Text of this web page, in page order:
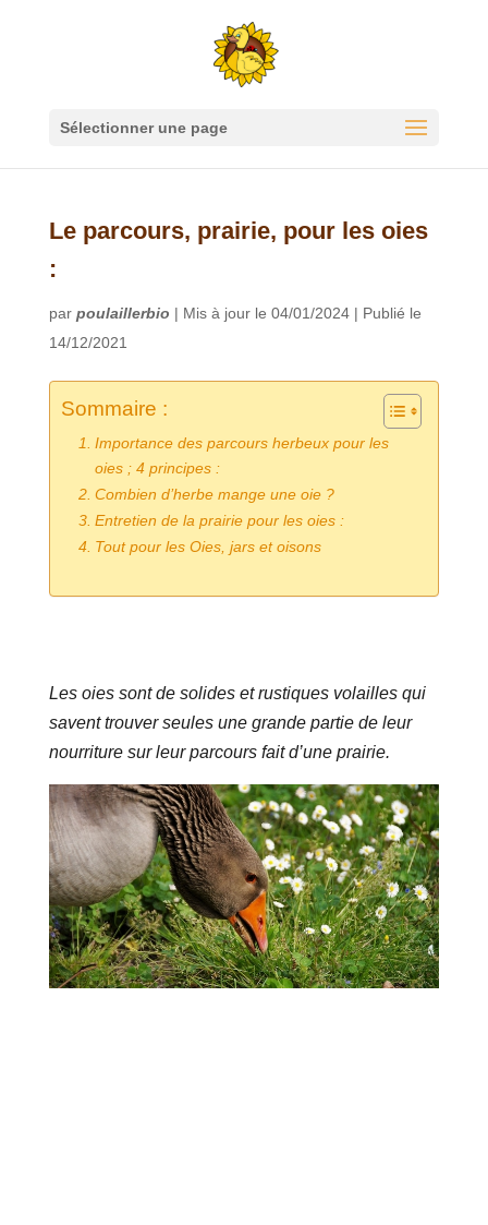
Sélectionner une page
Le parcours, prairie, pour les oies
:
par poulaillerbio | Mis à jour le 04/01/2024 | Publié le
14/12/2021
Sommaire :
Importance des parcours herbeux pour les
oies ; 4 principes :
Combien d’herbe mange une oie ?
Entretien de la prairie pour les oies :
Tout pour les Oies, jars et oisons
Les oies sont de solides et rustiques volailles qui
savent trouver seules une grande partie de leur
nourriture sur leur parcours fait d’une prairie.